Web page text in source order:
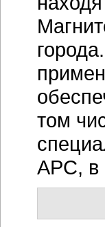
том
APC, в